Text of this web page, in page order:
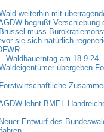
weiterhin mit
begrüßt Verschiebung
muss
sie sich natürlich
Waldbauerntag am 18.9.24
übergeben
lehnt BMEL-
Entwurf des